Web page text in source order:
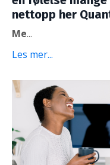
nettopp her
Me...
Les mer...